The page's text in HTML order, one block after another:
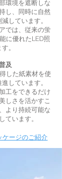
環境を遮断しな
し、同時に自然
しています。
では、従来の蛍
に優れたLED照
。
及
した紙素材を使
しています。
工をできるだけ
しさを活かすこ
より持続可能な
ています。
ケージのご紹介